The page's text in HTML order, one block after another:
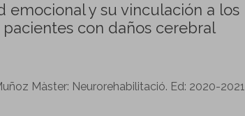
emocional y su vinculación a los
con daños cerebral
Màster: Neurorehabilitació. Ed: 2020-2021